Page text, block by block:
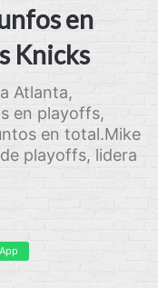
en
Knicks
Atlanta,
en playoffs,
en total.Mike
playoffs, lidera